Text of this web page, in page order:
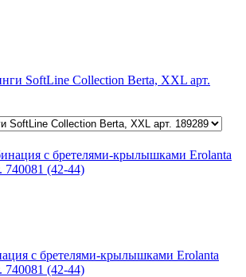
SoftLine Collection Berta, XXL арт.
с бретелями-крылышками Erolanta
740081 (42-44)